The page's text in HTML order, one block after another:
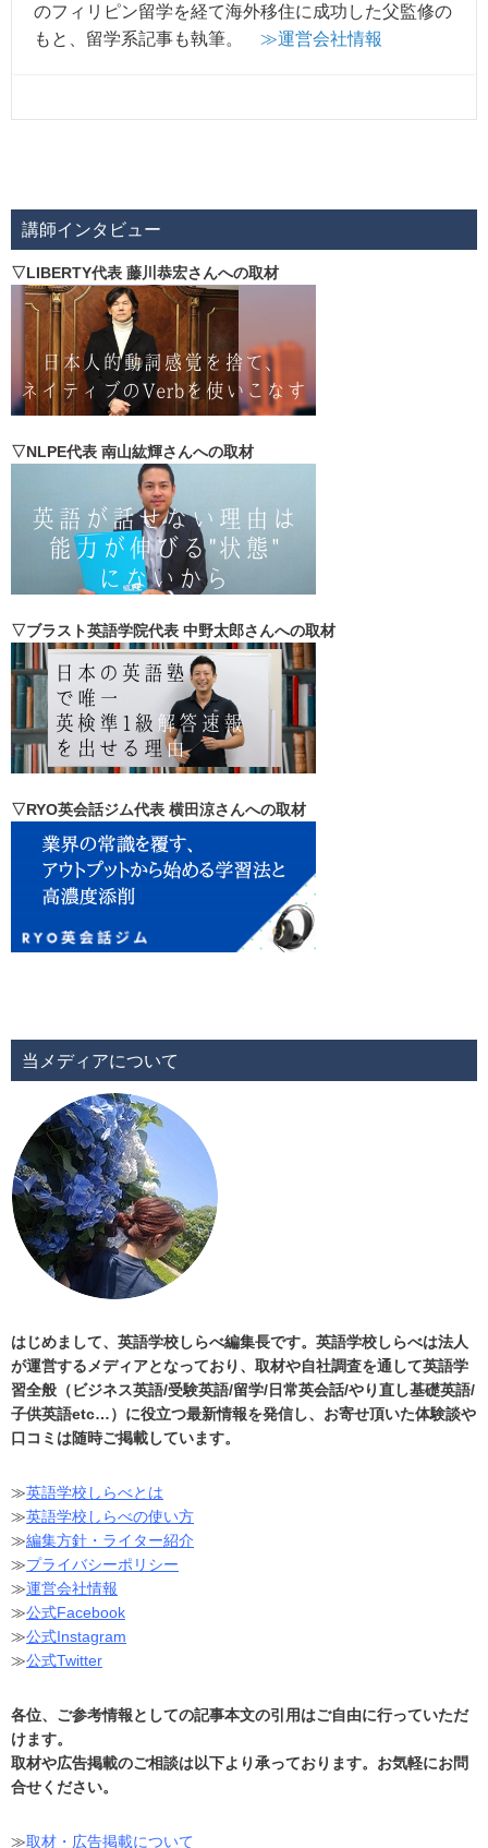
のフィリピン留学を経て海外移住に成功した父監修の
もと、留学系記事も執筆。 ≫運営会社情報
講師インタビュー
▽LIBERTY代表 藤川恭宏さんへの取材
▽NLPE代表 南山紘輝さんへの取材
▽ブラスト英語学院代表 中野太郎さんへの取材
▽RYO英会話ジム代表 横田涼さんへの取材
当メディアについて
はじめまして、英語学校しらべ編集長です。英語学校しらべは法人
が運営するメディアとなっており、取材や自社調査を通して英語学
習全般（ビジネス英語/受験英語/留学/日常英会話/やり直し基礎英語/
子供英語etc…）に役立つ最新情報を発信し、お寄せ頂いた体験談や
口コミは随時ご掲載しています。
≫英語学校しらべとは
≫英語学校しらべの使い方
≫編集方針・ライター紹介
≫プライバシーポリシー
≫運営会社情報
≫公式Facebook
≫公式Instagram
≫公式Twitter
各位、ご参考情報としての記事本文の引用はご自由に行っていただ
けます。
取材や広告掲載のご相談は以下より承っております。お気軽にお問
合せください。
≫取材・広告掲載について